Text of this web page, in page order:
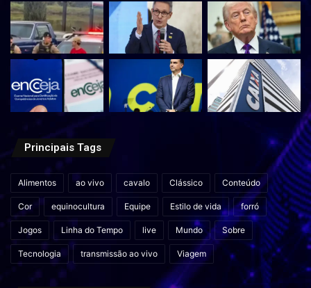
Principais Tags
Alimentos ao vivo cavalo Clássico Conteúdo
Cor equinocultura Equipe Estilo de vida forró
Jogos Linha do Tempo live Mundo Sobre
Tecnologia transmissão ao vivo Viagem